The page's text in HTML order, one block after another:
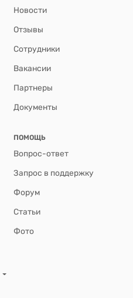
Новости
Отзывы
Сотрудники
Вакансии
Партнеры
Документы
ПОМОЩЬ
Вопрос-ответ
Запрос в поддержку
Форум
Статьи
Фото